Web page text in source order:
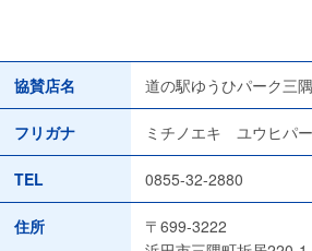
協賛店名 道の駅ゆうひパーク三隅
フリガナ ミチノエキ ユウヒパ
TEL 0855-32-2880
住所
〒699-3222